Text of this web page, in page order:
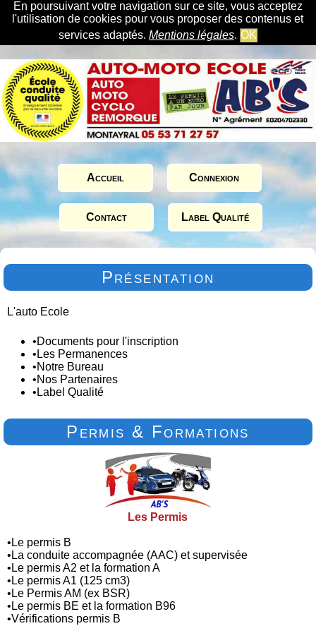
En poursuivant votre navigation sur ce site, vous acceptez
l'utilisation de cookies pour vous proposer des contenus et
services adaptés. Mentions légales. OK
Accueil Connexion
Contact Label Qualité
Présentation
L'auto Ecole
•Documents pour l'inscription
• Les Permanences
•Notre Bureau
•Nos Partenaires
• Label Qualité
Permis & Formations
Les Permis
• Le permis B
• La conduite accompagnée (AAC) et supervisée
• Le permis A2 et la formation A
• Le permis A1 (125 cm3)
• Le Permis AM (ex BSR)
• Le permis BE et la formation B96
•Vérifications permis B